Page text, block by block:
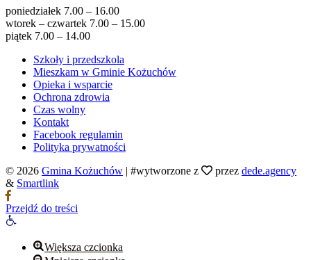
poniedziałek 7.00 – 16.00
wtorek – czwartek 7.00 – 15.00
piątek 7.00 – 14.00
Szkoły i przedszkola
Mieszkam w Gminie Kożuchów
Opieka i wsparcie
Ochrona zdrowia
Czas wolny
Kontakt
Facebook regulamin
Polityka prywatności
© 2026 Gmina Kożuchów | #wytworzone z przez dede.agency
& Smartlink
Przejdź do treści
Otwórz
narzędzi Większa czcionka